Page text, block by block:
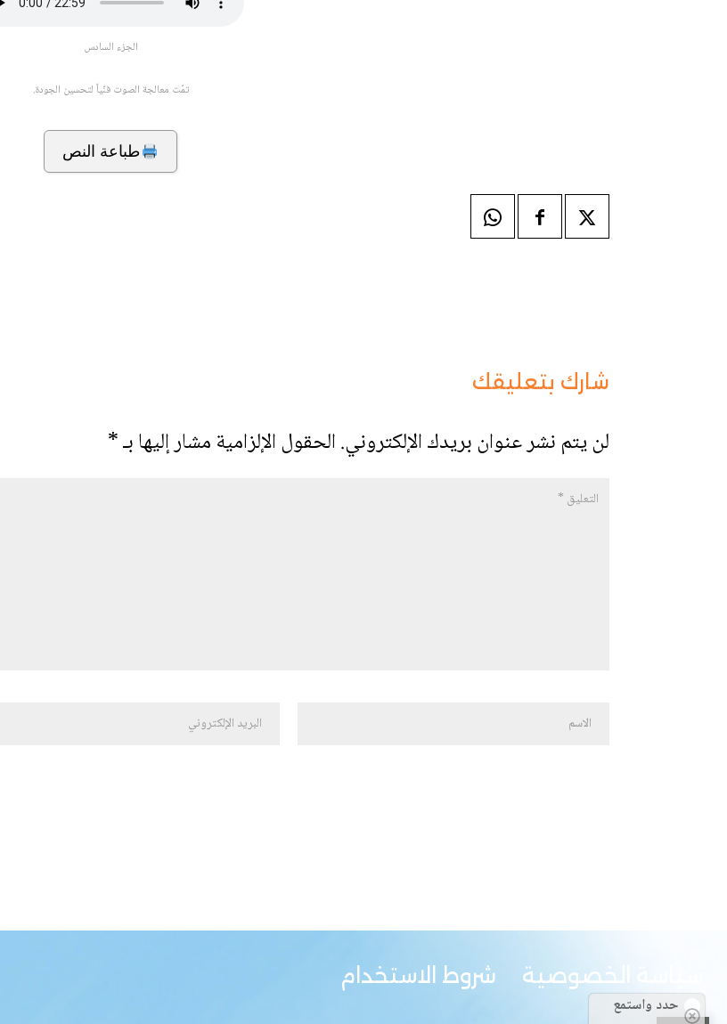
الجزء السادس
تمّت معالجة الصوت فنّياً لتحسين الجودة.
طباعة النص
شارك بتعليقك
لن يتم نشر عنوان بريدك الإلكتروني.الحقول الإلزامية مشار إليها بـ*
سياسة الخصوصية شروط الاستخدام
حدد واستمع